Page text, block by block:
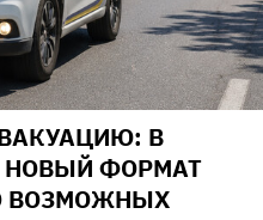
В
НОВЫЙ ФОРМАТ
ВОЗМОЖНЫХ